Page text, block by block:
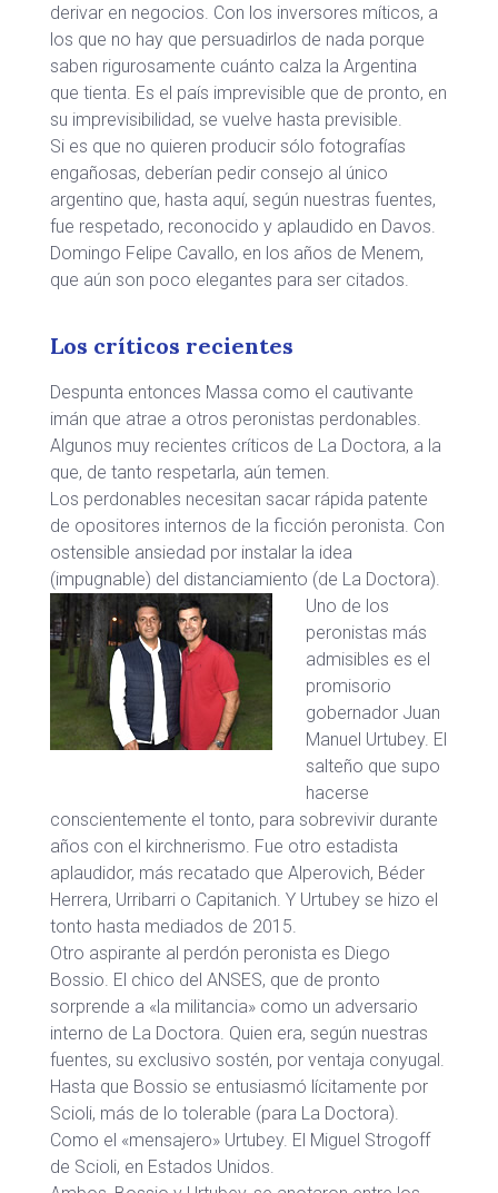
derivar en negocios. Con los inversores míticos, a
los que no hay que persuadirlos de nada porque
saben rigurosamente cuánto calza la Argentina
que tienta. Es el país imprevisible que de pronto, en
su imprevisibilidad, se vuelve hasta previsible.
Si es que no quieren producir sólo fotografías
engañosas, deberían pedir consejo al único
argentino que, hasta aquí, según nuestras fuentes,
fue respetado, reconocido y aplaudido en Davos.
Domingo Felipe Cavallo, en los años de Menem,
que aún son poco elegantes para ser citados.
Los críticos recientes
Despunta entonces Massa como el cautivante
imán que atrae a otros peronistas perdonables.
Algunos muy recientes críticos de La Doctora, a la
que, de tanto respetarla, aún temen.
Los perdonables necesitan sacar rápida patente
de opositores internos de la ficción peronista. Con
ostensible ansiedad por instalar la idea
(impugnable) del distanciamiento (de La Doctora).
Uno de los
peronistas más
admisibles es el
promisorio
gobernador Juan
Manuel Urtubey. El
salteño que supo
hacerse
conscientemente el tonto, para sobrevivir durante
años con el kirchnerismo. Fue otro estadista
aplaudidor, más recatado que Alperovich, Béder
Herrera, Urribarri o Capitanich. Y Urtubey se hizo el
tonto hasta mediados de 2015.
Otro aspirante al perdón peronista es Diego
Bossio. El chico del ANSES, que de pronto
sorprende a «la militancia» como un adversario
interno de La Doctora. Quien era, según nuestras
fuentes, su exclusivo sostén, por ventaja conyugal.
Hasta que Bossio se entusiasmó lícitamente por
Scioli, más de lo tolerable (para La Doctora).
Como el «mensajero» Urtubey. El Miguel Strogoff
de Scioli, en Estados Unidos.